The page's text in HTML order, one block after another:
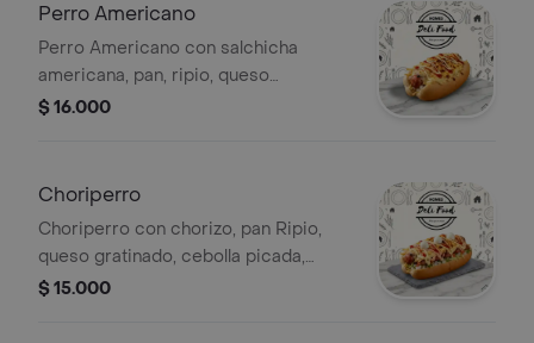
Perro Americano
Perro Americano con salchicha
americana, pan, ripio, queso
gratinado, cebolla picada y salsas.
$ 16.000
Choriperro
Choriperro con chorizo, pan Ripio,
queso gratinado, cebolla picada,
huevo de codorniz y salsas.
$ 15.000